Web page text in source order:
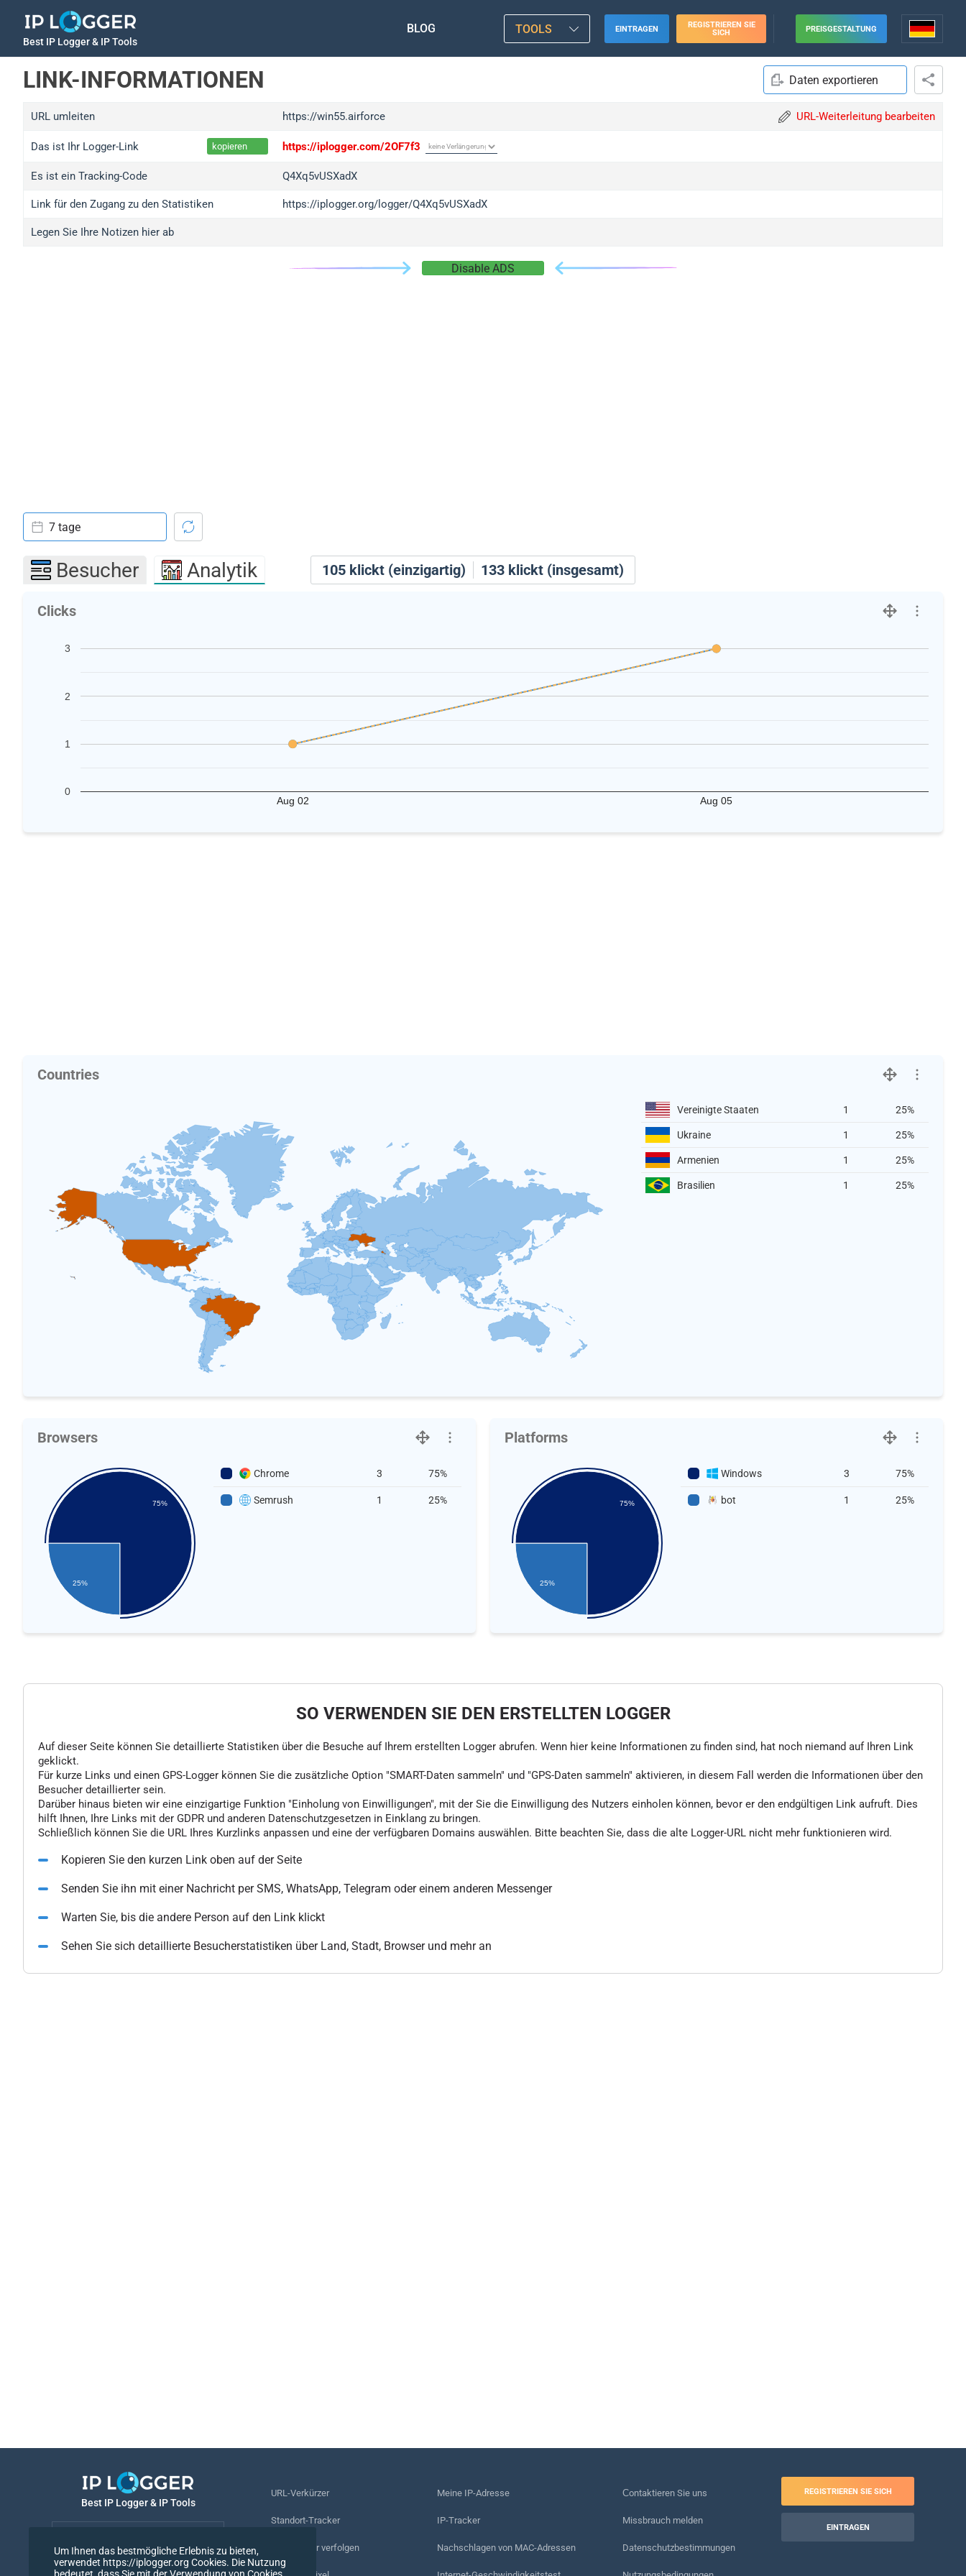
Best IP Logger & IP Tools
BLOG TOOLS EINTRAGEN
REGISTRIEREN SIE
SICH
PREISGESTALTUNG
LINK-INFORMATIONEN Daten exportieren
URL umleiten https://win55.airforce URL-Weiterleitung bearbeiten
Das ist Ihr Logger-Link kopieren https://iplogger.com/2OF7f3
Es ist ein Tracking-Code Q4Xq5vUSXadX
Link für den Zugang zu den Statistiken https://iplogger.org/logger/Q4Xq5vUSXadX
Legen Sie Ihre Notizen hier ab
Disable ADS
105 klickt (einzigartig) 133 klickt (insgesamt)
7 tage
Besucher Analytik
Clicks
Aug 02 Aug 05
0
1
2
3
Countries
Vereinigte Staaten 1 25%
Ukraine 1 25%
Armenien 1 25%
Brasilien 1 25%
Browsers
25%
75%
Chrome 3 75%
Semrush 1 25%
Platforms
25%
75%
Windows 3 75%
bot 1 25%
SO VERWENDEN SIE DEN ERSTELLTEN LOGGER
Auf dieser Seite können Sie detaillierte Statistiken über die Besuche auf Ihrem erstellten Logger abrufen. Wenn hier keine Informationen zu finden sind, hat noch niemand auf Ihren Link
geklickt.
Für kurze Links und einen GPS-Logger können Sie die zusätzliche Option "SMART-Daten sammeln" und "GPS-Daten sammeln" aktivieren, in diesem Fall werden die Informationen über den
Besucher detaillierter sein.
Darüber hinaus bieten wir eine einzigartige Funktion "Einholung von Einwilligungen", mit der Sie die Einwilligung des Nutzers einholen können, bevor er den endgültigen Link aufruft. Dies
hilft Ihnen, Ihre Links mit der GDPR und anderen Datenschutzgesetzen in Einklang zu bringen.
Schließlich können Sie die URL Ihres Kurzlinks anpassen und eine der verfügbaren Domains auswählen. Bitte beachten Sie, dass die alte Logger-URL nicht mehr funktionieren wird.
Kopieren Sie den kurzen Link oben auf der Seite
Senden Sie ihn mit einer Nachricht per SMS, WhatsApp, Telegram oder einem anderen Messenger
Warten Sie, bis die andere Person auf den Link klickt
Sehen Sie sich detaillierte Besucherstatistiken über Land, Stadt, Browser und mehr an
Best IP Logger & IP Tools
Deutsch
URL-Verkürzer
Standort-Tracker
Rufnummer verfolgen
Meine IP-Adresse
IP-Tracker
Nachschlagen von MAC-Adressen
Сontaktieren Sie uns
Missbrauch melden
Datenschutzbestimmungen
REGISTRIEREN SIE SICH
EINTRAGEN
Um Ihnen das bestmögliche Erlebnis zu bieten,
verwendet https://iplogger.org Cookies. Die Nutzung